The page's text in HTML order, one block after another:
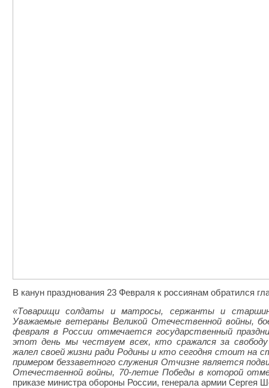
В канун празднования 23 Февраля к россиянам обратился
«Товарищи солдаты и матросы, сержанты и
Уважаемые ветераны Великой Отечественной войны,
февраля в России отмечается государственный
этот день мы чествуем всех, кто сражался за
жалел своей жизни ради Родины и кто сегодня стоит на
примером беззаветного служения Отчизне является
Отечественной войны, 70-летие Победы в которой
приказе министра обороны России, генерала армии Сергея